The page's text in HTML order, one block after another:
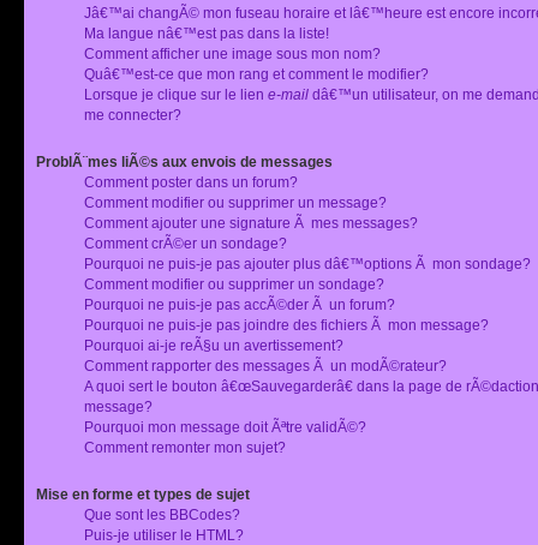
Jâ€™ai changÃ© mon fuseau horaire et lâ€™heure est encore
Ma langue nâ€™est pas dans la liste!
Comment afficher une image sous mon nom?
Quâ€™est-ce que mon rang et comment le modifier?
Lorsque je clique sur le lien e-mail dâ€™un utilisateur, on me
me connecter?
ProblÃ¨mes liÃ©s aux envois de messages
Comment poster dans un forum?
Comment modifier ou supprimer un message?
Comment ajouter une signature Ã mes messages?
Comment crÃ©er un sondage?
Pourquoi ne puis-je pas ajouter plus dâ€™options Ã mon sondage?
Comment modifier ou supprimer un sondage?
Pourquoi ne puis-je pas accÃ©der Ã un forum?
Pourquoi ne puis-je pas joindre des fichiers Ã mon message?
Pourquoi ai-je reÃ§u un avertissement?
Comment rapporter des messages Ã un modÃ©rateur?
A quoi sert le bouton â€œSauvegarderâ€ dans la page de
message?
Pourquoi mon message doit Ãªtre validÃ©?
Comment remonter mon sujet?
Mise en forme et types de sujet
Que sont les BBCodes?
Puis-je utiliser le HTML?